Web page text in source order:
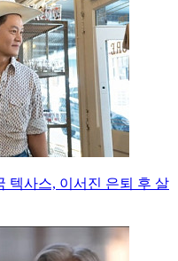
텍사스, 이서진 은퇴 후 살